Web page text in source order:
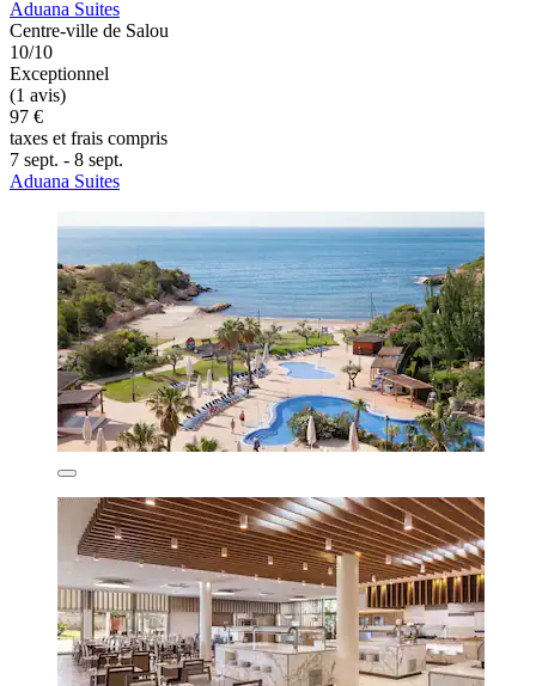
Aduana Suites
Centre-ville de Salou
10/10
Exceptionnel
(1 avis)
97 €
taxes et frais compris
7 sept. - 8 sept.
Aduana Suites